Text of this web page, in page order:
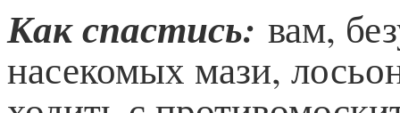
Как спастись: вам,
насекомых мази,